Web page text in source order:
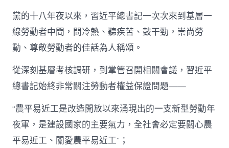
黨的十八年夜以來，習近平總書記一次次來到基層一
線勞動者中間，問冷熱、聽疾苦、鼓干勁，崇尚勞
動、尊敬勞動者的佳話為人稱頌。
從深刻基層考核調研，到掌管召開相關會議，習近平
總書記始終非常關注勞動者權益保證問題——
“農平易近工是改造開放以來涌現出的一支新型勞動年
夜軍，是建設國家的主要氣力，全社會必定要關心農
平易近工、關愛農平易近工”；